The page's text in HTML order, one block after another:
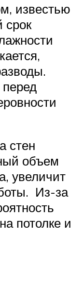
известью
срок
стен
объем
увеличит
Из-за
потолке и